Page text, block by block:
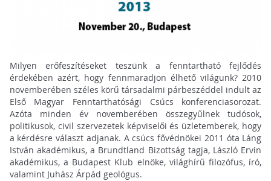
Milyen erőfeszítéseket teszünk a fenntartható fejlődés
érdekében azért, hogy fennmaradjon élhető világunk? 2010
novemberében széles körű társadalmi párbeszéddel indult az
Első Magyar Fenntarthatósági Csúcs konferenciasorozat.
Azóta minden év novemberében összegyűlnek tudósok,
politikusok, civil szervezetek képviselői és üzletemberek, hogy
a kérdésre választ adjanak. A csúcs fővédnökei 2011 óta Láng
István akadémikus, a Brundtland Bizottság tagja, László Ervin
akadémikus, a Budapest Klub elnöke, világhírű filozófus, író,
valamint Juhász Árpád geológus.